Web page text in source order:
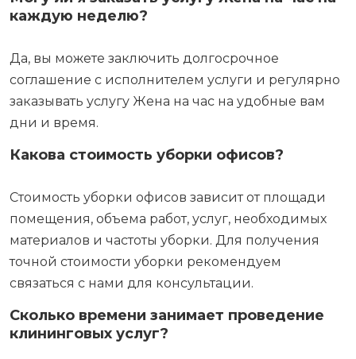
каждую неделю?
Да, вы можете заключить долгосрочное
соглашение с исполнителем услуги и регулярно
заказывать услугу Жена на час на удобные вам
дни и время.
Какова стоимость уборки офисов?
Стоимость уборки офисов зависит от площади
помещения, объема работ, услуг, необходимых
материалов и частоты уборки. Для получения
точной стоимости уборки рекомендуем
связаться с нами для консультации.
Сколько времени занимает проведение
клининговых услуг?